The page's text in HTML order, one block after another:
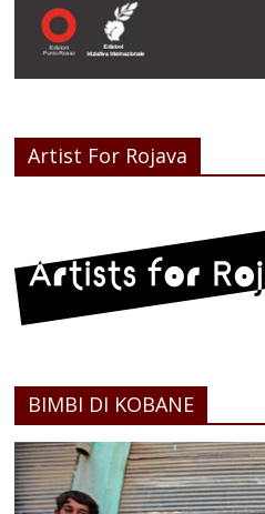
Artist For Rojava
BIMBI DI KOBANE